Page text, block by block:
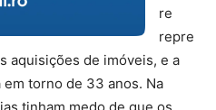
re
repre
aquisições de imóveis, e a
torno de 33 anos. Na